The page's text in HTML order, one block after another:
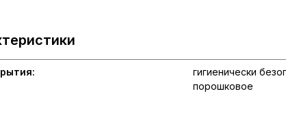
гигиенически
порошковое